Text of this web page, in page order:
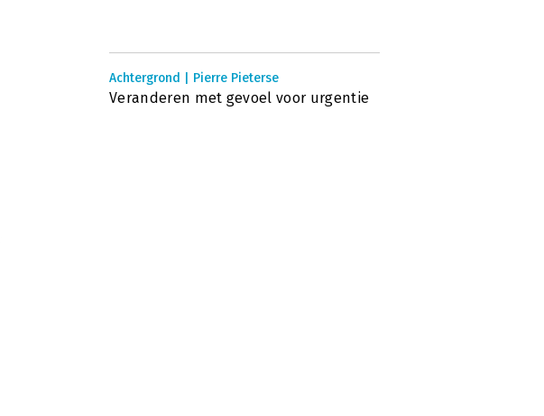
Achtergrond | Pierre Pieterse
Veranderen met gevoel voor urgentie